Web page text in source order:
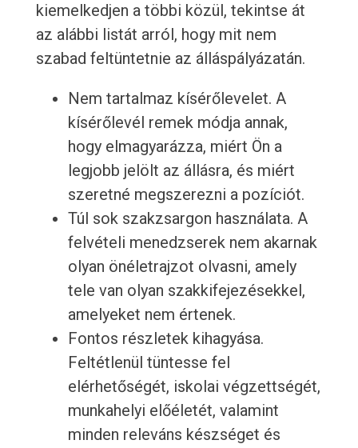
kiemelkedjen a többi közül, tekintse át
az alábbi listát arról, hogy mit nem
szabad feltüntetnie az álláspályázatán.
Nem tartalmaz kísérőlevelet. A
kísérőlevél remek módja annak,
hogy elmagyarázza, miért Ön a
legjobb jelölt az állásra, és miért
szeretné megszerezni a pozíciót.
Túl sok szakzsargon használata. A
felvételi menedzserek nem akarnak
olyan önéletrajzot olvasni, amely
tele van olyan szakkifejezésekkel,
amelyeket nem értenek.
Fontos részletek kihagyása.
Feltétlenül tüntesse fel
elérhetőségét, iskolai végzettségét,
munkahelyi előéletét, valamint
minden releváns készséget és